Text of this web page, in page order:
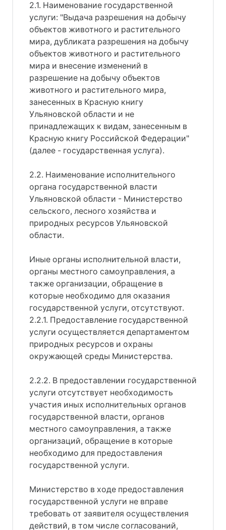
2.1. Наименование государственной
услуги: "Выдача разрешения на добычу
объектов животного и растительного
мира, дубликата разрешения на добычу
объектов животного и растительного
мира и внесение изменений в
разрешение на добычу объектов
животного и растительного мира,
занесенных в Красную книгу
Ульяновской области и не
принадлежащих к видам, занесенным в
Красную книгу Российской Федерации"
(далее - государственная услуга).
2.2. Наименование исполнительного
органа государственной власти
Ульяновской области - Министерство
сельского, лесного хозяйства и
природных ресурсов Ульяновской
области.
Иные органы исполнительной власти,
органы местного самоуправления, а
также организации, обращение в
которые необходимо для оказания
государственной услуги, отсутствуют.
2.2.1. Предоставление государственной
услуги осуществляется департаментом
природных ресурсов и охраны
окружающей среды Министерства.
2.2.2. В предоставлении государственной
услуги отсутствует необходимость
участия иных исполнительных органов
государственной власти, органов
местного самоуправления, а также
организаций, обращение в которые
необходимо для предоставления
государственной услуги.
Министерство в ходе предоставления
государственной услуги не вправе
требовать от заявителя осуществления
действий, в том числе согласований,